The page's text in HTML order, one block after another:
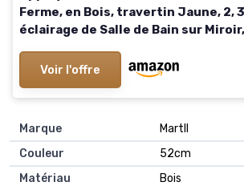
Ferme, en Bois, travertin Jaune, 2,
éclairage de Salle de Bain sur
Voir l'offre
Marque
Martll
Couleur
52cm
Matériau
Bois